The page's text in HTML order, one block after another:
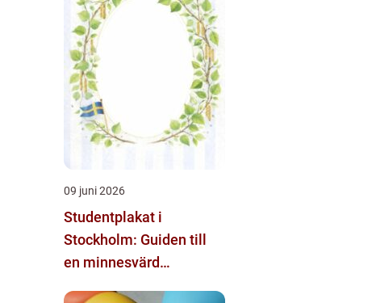
09 juni 2026
Studentplakat i
Stockholm: Guiden till
en minnesvärd